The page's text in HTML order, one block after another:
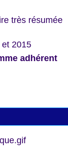
très résumée
2015
adhérent